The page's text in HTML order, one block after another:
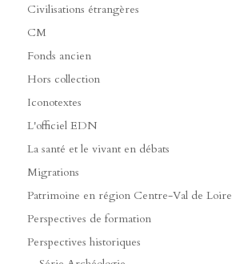
Civilisations étrangères
CM
Fonds ancien
Hors collection
Iconotextes
L'officiel EDN
La santé et le vivant en débats
Migrations
Patrimoine en région Centre-Val de Loire
Perspectives de formation
Perspectives historiques